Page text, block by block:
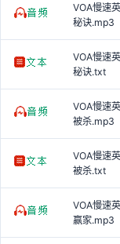
VOA慢速
秘诀.mp3
VOA慢速
秘诀.txt
VOA慢速
被杀.mp3
VOA慢速
被杀.txt
VOA慢速
赢家.mp3